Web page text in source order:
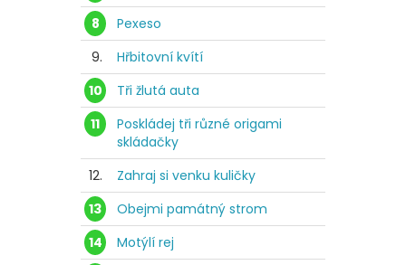
8
Pexeso
9.
Hřbitovní kvítí
10
Tři žlutá auta
11
Poskládej tři různé origami
skládačky
12.
Zahraj si venku kuličky
13
Obejmi památný strom
14
Motýlí rej